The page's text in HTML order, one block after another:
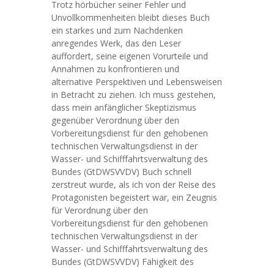
Trotz hörbücher seiner Fehler und
Unvollkommenheiten bleibt dieses Buch
ein starkes und zum Nachdenken
anregendes Werk, das den Leser
auffordert, seine eigenen Vorurteile und
Annahmen zu konfrontieren und
alternative Perspektiven und Lebensweisen
in Betracht zu ziehen. Ich muss gestehen,
dass mein anfänglicher Skeptizismus
gegenüber Verordnung über den
Vorbereitungsdienst für den gehobenen
technischen Verwaltungsdienst in der
Wasser- und Schifffahrtsverwaltung des
Bundes (GtDWSVVDV) Buch schnell
zerstreut wurde, als ich von der Reise des
Protagonisten begeistert war, ein Zeugnis
für Verordnung über den
Vorbereitungsdienst für den gehobenen
technischen Verwaltungsdienst in der
Wasser- und Schifffahrtsverwaltung des
Bundes (GtDWSVVDV) Fähigkeit des